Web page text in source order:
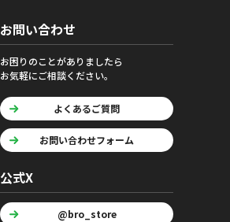
お問い合わせ
お困りのことがありましたら
お気軽にご相談ください。
よくあるご質問
お問い合わせフォーム
公式X
@bro_store